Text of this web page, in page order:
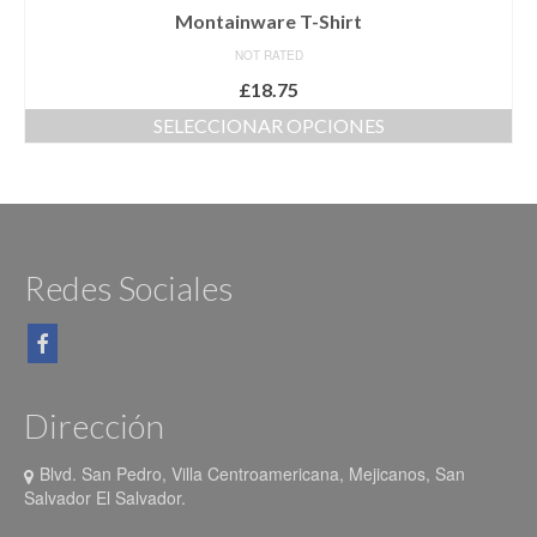
Montainware T-Shirt
NOT RATED
£18.75
SELECCIONAR OPCIONES
tiene
de
Redes Sociales
Dirección
Blvd. San Pedro, Villa Centroamericana, Mejicanos, San
Salvador El Salvador.